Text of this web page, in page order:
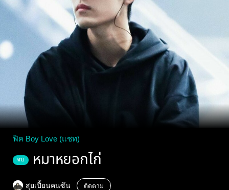
ฟิค Boy Love (แชท)
จบ หมาหยอกไก่
สุยเปี้ยนคนซึน ติดตาม